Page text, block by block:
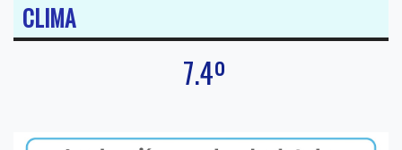
CLIMA
7.4º